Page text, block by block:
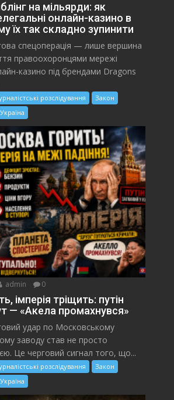
на мільярди: як
онлайн-казино в
їх так складно зупинити
спецоперація — лише вершина
правоохоронцями мережі
казино під брендами Dragons
розслідування
Закон
Україна
admin 0
імперія тріщить: путін
— «Акела промахнувся»
удар по Московському
заводу став не просто
Це черговий сигнал того, що...
розслідування
Закон
Україна